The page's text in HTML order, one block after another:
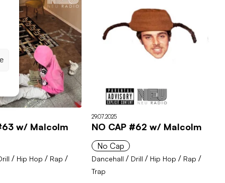
w/ Malcolm
/ Hip Hop / Rap /
29.07.2025
NO CAP #62 w/ Malcolm
No Cap
Dancehall / Drill / Hip Hop / Rap /
Trap